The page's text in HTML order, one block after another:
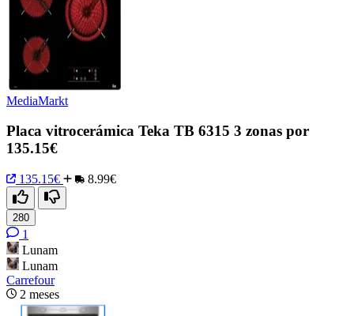
MediaMarkt
Placa vitrocerámica Teka TB 6315 3 zonas por
135.15€
135.15€ 8.99€
280
1
Lunam
Lunam
Carrefour
2 meses